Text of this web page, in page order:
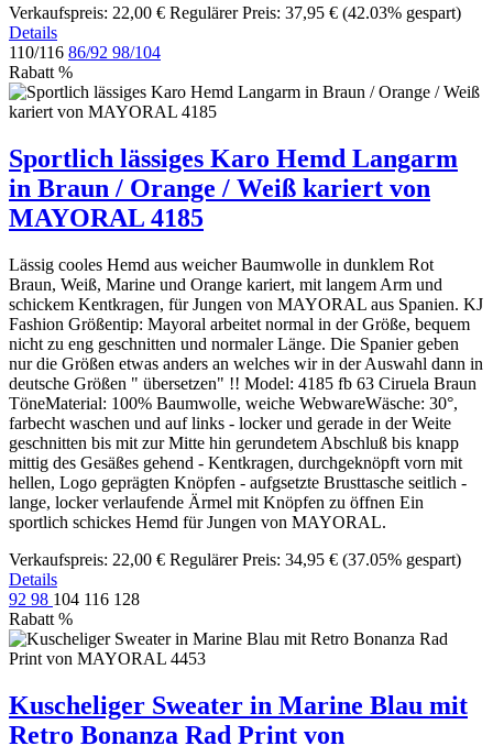
Verkaufspreis: 22,00 € Regulärer Preis: 37,95 € (42.03% gespart)
Details
110/116 86/92 98/104
Rabatt %
Sportlich lässiges Karo Hemd Langarm
in Braun / Orange / Weiß kariert von
MAYORAL 4185
Lässig cooles Hemd aus weicher Baumwolle in dunklem Rot
Braun, Weiß, Marine und Orange kariert, mit langem Arm und
schickem Kentkragen, für Jungen von MAYORAL aus Spanien. KJ
Fashion Größentip: Mayoral arbeitet normal in der Größe, bequem
nicht zu eng geschnitten und normaler Länge. Die Spanier geben
nur die Größen etwas anders an welches wir in der Auswahl dann in
deutsche Größen " übersetzen" !! Model: 4185 fb 63 Ciruela Braun
TöneMaterial: 100% Baumwolle, weiche WebwareWäsche: 30°,
farbecht waschen und auf links - locker und gerade in der Weite
geschnitten bis mit zur Mitte hin gerundetem Abschluß bis knapp
mittig des Gesäßes gehend - Kentkragen, durchgeknöpft vorn mit
hellen, Logo geprägten Knöpfen - aufgsetzte Brusttasche seitlich -
lange, locker verlaufende Ärmel mit Knöpfen zu öffnen Ein
sportlich schickes Hemd für Jungen von MAYORAL.
Verkaufspreis: 22,00 € Regulärer Preis: 34,95 € (37.05% gespart)
Details
92 98 104 116 128
Rabatt %
Kuscheliger Sweater in Marine Blau mit
Retro Bonanza Rad Print von